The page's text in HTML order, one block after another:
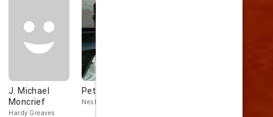
J. Michael
Moncrief
Hardy Greaves
Peter Gerety
Neskaloosa